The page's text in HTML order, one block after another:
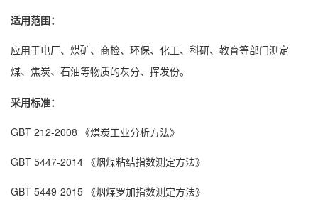
适用范围：
应用于电厂、煤矿、商检、环保、化工、科研、教育等部门测定
煤、焦炭、石油等物质的灰分、挥发份。
采用标准：
GBT 212-2008 《煤炭工业分析方法》
GBT 5447-2014 《烟煤粘结指数测定方法》
GBT 5449-2015 《烟煤罗加指数测定方法》